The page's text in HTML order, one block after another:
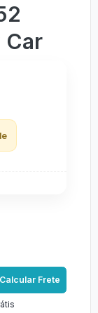
Car
Calcular Frete